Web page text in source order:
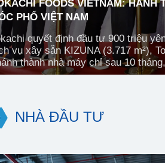
FOODS VIETNAM: HÀNH
PHỐ VIỆT NAM
quyết định đầu tư 900 triệu
vụ xây sẵn KIZUNA (3.717 m²),
thành nhà máy chỉ sau 10
NHÀ ĐẦU TƯ